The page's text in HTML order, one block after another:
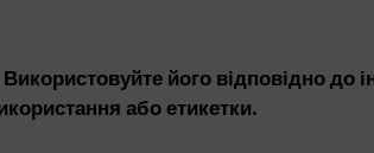
його відповідно до
або етикетки.